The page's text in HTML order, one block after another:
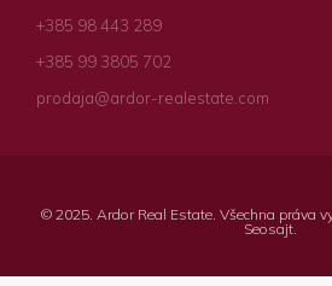
+385 98 443 289
+385 99 3805 702
prodaja@ardor-realestate.com
© 2025. Ardor Real Estate. Všechna práva
Seosajt